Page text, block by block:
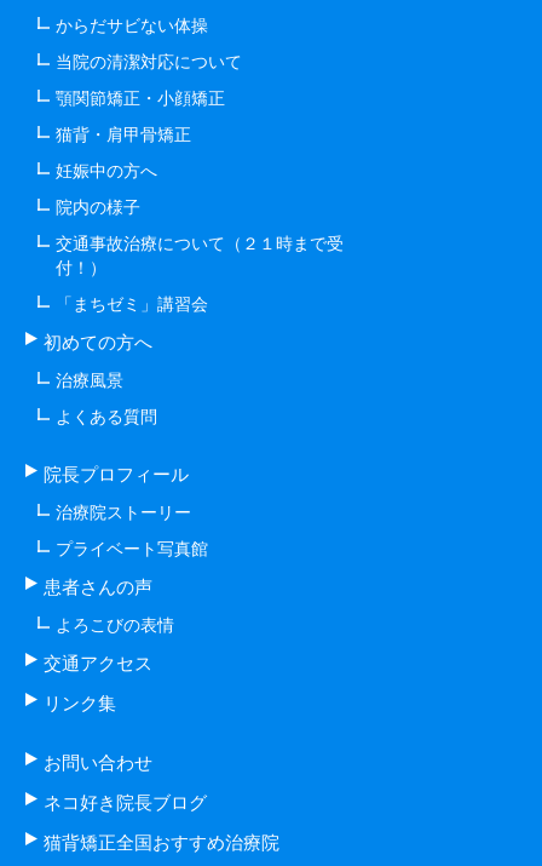
からだサビない体操
当院の清潔対応について
顎関節矯正・小顔矯正
猫背・肩甲骨矯正
妊娠中の方へ
院内の様子
交通事故治療について（２１時まで受
付！）
「まちゼミ」講習会
初めての方へ
治療風景
よくある質問
院長プロフィール
治療院ストーリー
プライベート写真館
患者さんの声
よろこびの表情
交通アクセス
リンク集
お問い合わせ
ネコ好き院長ブログ
猫背矯正全国おすすめ治療院